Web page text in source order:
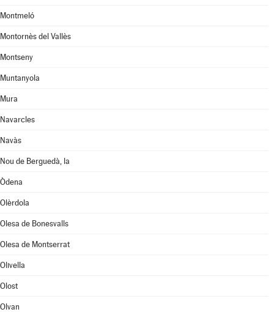
Montmeló
Montornès del Vallès
Montseny
Muntanyola
Mura
Navarcles
Navàs
Nou de Berguedà, la
Òdena
Olèrdola
Olesa de Bonesvalls
Olesa de Montserrat
Olivella
Olost
Olvan